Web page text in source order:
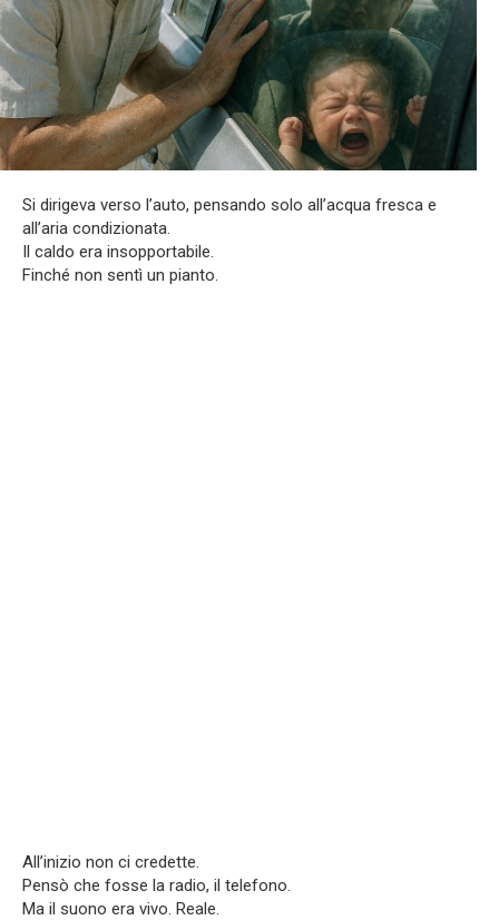
Si dirigeva verso l’auto, pensando solo all’acqua fresca e
all’aria condizionata.
Il caldo era insopportabile.
Finché non sentì un pianto.
All’inizio non ci credette.
Pensò che fosse la radio, il telefono.
Ma il suono era vivo. Reale.